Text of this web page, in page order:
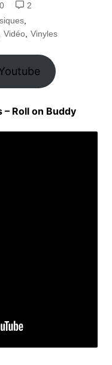
2
,
Vidéo, Vinyles
Roll on Buddy